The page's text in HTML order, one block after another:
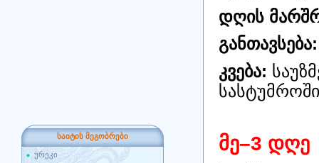
საიტის მეგობრები
ურეკი
დღის
განთავსება:
კვება:
მე–3 დღე